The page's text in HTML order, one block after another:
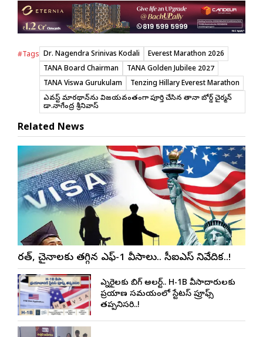
#Tags Dr. Nagendra Srinivas Kodali
Everest Marathon 2026
TANA Board Chairman
TANA Golden Jubilee 2027
TANA Viswa Gurukulam
Tenzing Hillary Everest Marathon
ఎవరెస్ట్ మారథాన్‌ను విజయవంతంగా పూర్తి చేసిన తానా బోర్డ్ చైర్మన్
డా.నాగేంద్ర శ్రీనివాస్
Related News
భారత్, చైనాలకు తగ్గిన ఎఫ్-1 వీసాలు.. సీఐఎస్ నివేదిక..!
ఎన్నారైలకు బిగ్ అలర్ట్.. H-1B వీసాదారులకు
ప్రయాణ సమయంలో స్టేటస్ ప్రూఫ్స్
తప్పనిసరి..!